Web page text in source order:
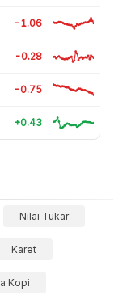
-1.06
-0.28
-0.75
+0.43
Nilai Tukar
Karet
Kopi